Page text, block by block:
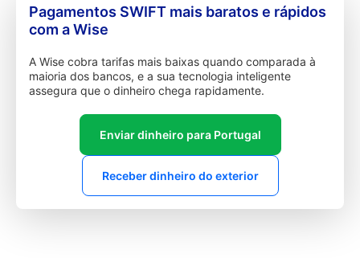
Pagamentos SWIFT mais baratos e rápidos
com a Wise
A Wise cobra tarifas mais baixas quando comparada à
maioria dos bancos, e a sua tecnologia inteligente
assegura que o dinheiro chega rapidamente.
Enviar dinheiro para Portugal
Receber dinheiro do exterior